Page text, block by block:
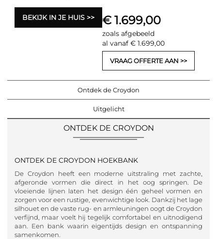
BEKIJK IN JE HUIS € 1.699,00
zoals afgebeeld
al vanaf € 1.699,00
VRAAG OFFERTE AAN
Ontdek de Croydon
Uitgelicht
ONTDEK DE CROYDON
ONTDEK DE CROYDON HOEKBANK
De Croydon heeft een moderne uitstraling met zachte,
afgeronde vormen die direct in het oog springen. De
vloeiende lijnen laten het design één geheel vormen en
zorgen voor een rustige, evenwichtige look. Dankzij het lage
silhouet en de vaste rug- en armleuningen oogt de Croydon
verfijnd, maar voelt hij tegelijk comfortabel en uitnodigend
aan. Een bank waarin eigentijds design en ontspanning
samenkomen.